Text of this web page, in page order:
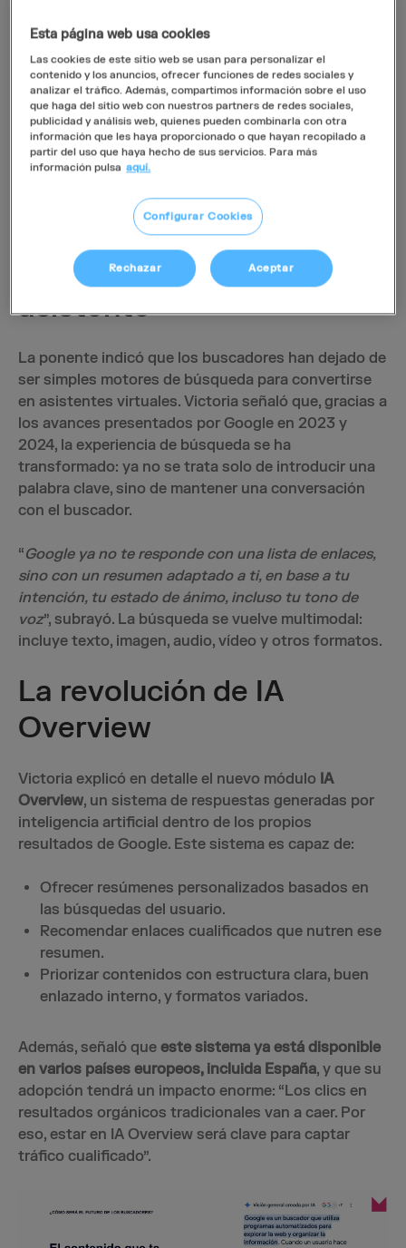
L'Oréal, Decathlon o Leroy Merlin, ofreció una
conferencia práctica y reveladora sobre cómo
utilizar la inteligencia artificial para redactar
contenidos digitales más eficaces y posicionables. A
lo largo de la sesión, compartió claves técnicas,
recomendaciones estratégicas y herramientas para
crear textos optimizados para buscadores en una
El nuevo paradigma de
búsqueda: del buscador al
asistente
La ponente indicó que los buscadores han dejado de
ser simples motores de búsqueda para convertirse
en asistentes virtuales. Victoria señaló que, gracias a
los avances presentados por Google en 2023 y
2024, la experiencia de búsqueda se ha
transformado: ya no se trata solo de introducir una
palabra clave, sino de mantener una conversación
con el buscador.
“Google ya no te responde con una lista de enlaces,
sino con un resumen adaptado a ti, en base a tu
intención, tu estado de ánimo, incluso tu tono de
voz”, subrayó. La búsqueda se vuelve multimodal:
incluye texto, imagen, audio, vídeo y otros formatos.
La revolución de IA
Overview
Victoria explicó en detalle el nuevo módulo IA
Overview, un sistema de respuestas generadas por
inteligencia artificial dentro de los propios
resultados de Google. Este sistema es capaz de:
Ofrecer resúmenes personalizados basados en
las búsquedas del usuario.
Recomendar enlaces cualificados que nutren ese
resumen.
Priorizar contenidos con estructura clara, buen
enlazado interno, y formatos variados.
Además, señaló que este sistema ya está disponible
en varios países europeos, incluida España, y que su
adopción tendrá un impacto enorme: “Los clics en
resultados orgánicos tradicionales van a caer. Por
eso, estar en IA Overview será clave para captar
tráfico cualificado”.
Esta página web usa cookies
Las cookies de este sitio web se usan para personalizar el
contenido y los anuncios, ofrecer funciones de redes sociales y
analizar el tráfico. Además, compartimos información sobre el uso
que haga del sitio web con nuestros partners de redes sociales,
publicidad y análisis web, quienes pueden combinarla con otra
información que les haya proporcionado o que hayan recopilado a
partir del uso que haya hecho de sus servicios. Para más
información pulsa aquí.
Configurar Cookies
Rechazar Aceptar